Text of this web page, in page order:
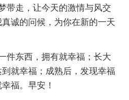
带走，让今天的激情与风交
诚的问候，为你在新的一天
件东西，拥有就幸福；长大
就幸福；成熟后，发现幸福
福。早安！